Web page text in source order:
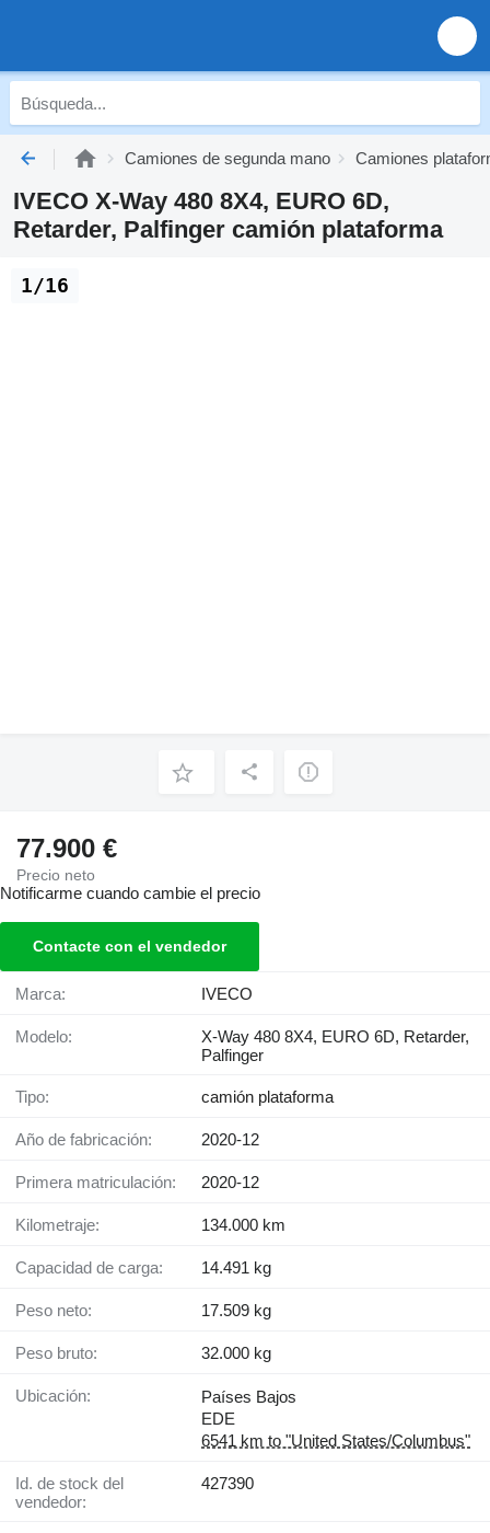
Camiones de segunda mano Camiones
IVECO X-Way 480 8X4, EURO 6D,
Retarder, Palfinger camión plataforma
1/16
77.900 €
Precio neto
Notificarme cuando cambie el precio
Contacte con el vendedor
Marca: IVECO
Modelo:
X-Way 480 8X4, EURO 6D, Retarder,
Palfinger
Tipo: camión plataforma
Año de fabricación: 2020-12
Primera matriculación: 2020-12
Kilometraje: 134.000 km
Capacidad de carga: 14.491 kg
Peso neto: 17.509 kg
Peso bruto: 32.000 kg
Ubicación:
Países Bajos
EDE
6541 km to "United States/Columbus"
Id. de stock del
vendedor:
427390